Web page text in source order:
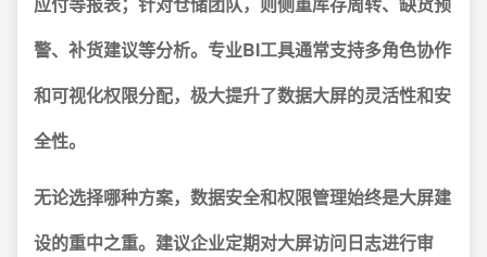
警、补货建议等分析。专业BI工具通常支持多角色协作
和可视化权限分配，极大提升了数据大屏的灵活性和安
全性。
无论选择哪种方案，数据安全和权限管理始终是大屏建
设的重中之重。 建议企业定期对大屏访问日志进行审